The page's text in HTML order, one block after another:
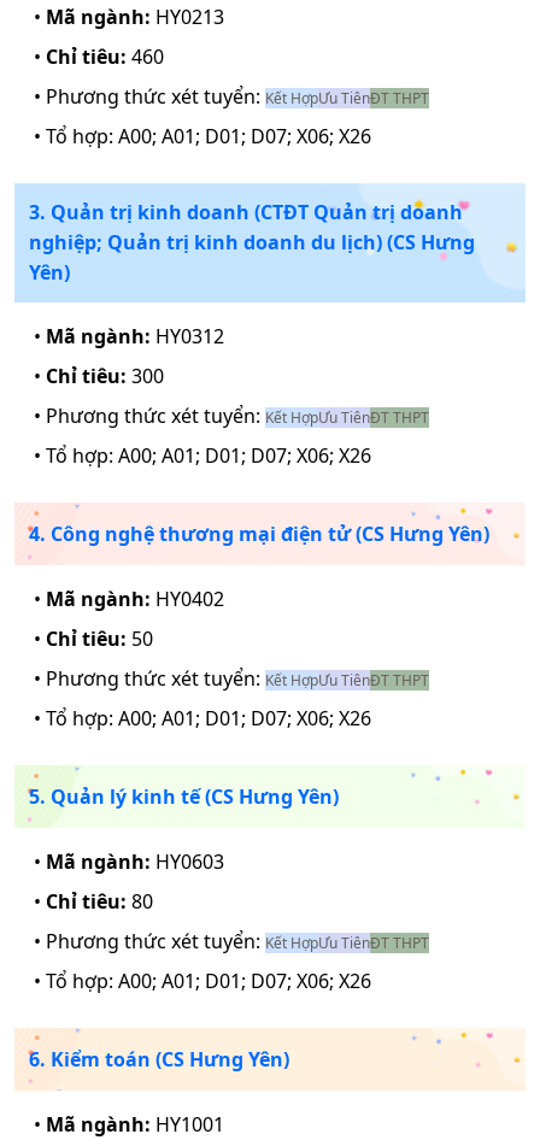
• Mã ngành: HY0213
• Chỉ tiêu: 460
• Phương thức xét tuyển: Kết HợpƯu TiênĐT THPT
• Tổ hợp: A00; A01; D01; D07; X06; X26
3. Quản trị kinh doanh (CTĐT Quản trị doanh
nghiệp; Quản trị kinh doanh du lịch) (CS Hưng
Yên)
• Mã ngành: HY0312
• Chỉ tiêu: 300
• Phương thức xét tuyển: Kết HợpƯu TiênĐT THPT
• Tổ hợp: A00; A01; D01; D07; X06; X26
4. Công nghệ thương mại điện tử (CS Hưng Yên)
• Mã ngành: HY0402
• Chỉ tiêu: 50
• Phương thức xét tuyển: Kết HợpƯu TiênĐT THPT
• Tổ hợp: A00; A01; D01; D07; X06; X26
5. Quản lý kinh tế (CS Hưng Yên)
• Mã ngành: HY0603
• Chỉ tiêu: 80
• Phương thức xét tuyển: Kết HợpƯu TiênĐT THPT
• Tổ hợp: A00; A01; D01; D07; X06; X26
6. Kiểm toán (CS Hưng Yên)
• Mã ngành: HY1001